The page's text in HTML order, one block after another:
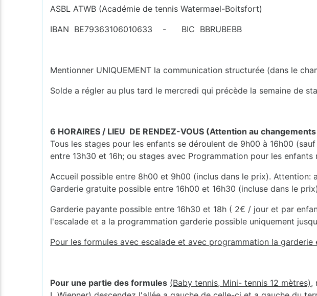
ASBL ATWB (Académie de tennis Watermael-Boitsfort)
IBAN BE79363106010633 - BIC BBRUBEBB
Mentionner UNIQUEMENT la communication structurée (dans le
Solde a régler au plus tard le mercredi qui précède la semaine de
6 HORAIRES / LIEU DE RENDEZ-VOUS (Attention au
Tous les stages pour les enfants se déroulent de 9h00 à 16h00
entre 13h30 et 16h; ou stages avec Programmation pour les
Accueil possible entre 8h00 et 9h00 (inclus dans le prix). Attention:
Garderie gratuite possible entre 16h00 et 16h30 (incluse dans le
Garderie payante possible entre 16h30 et 18h ( 2€ / jour et par
l'escalade et a la programmation garderie possible uniquement
Pour les formules avec escalade et avec programmation la
Pour une partie des formules (Baby tennis, Mini- tennis 12 mètres),